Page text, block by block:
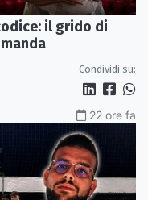
il grido di
Condividi su:
22 ore fa